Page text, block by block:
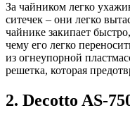
За чайником легко
ситечек – они легко
чайнике закипает
чему его легко
из огнеупорной
решетка, которая
2. Decotto AS-